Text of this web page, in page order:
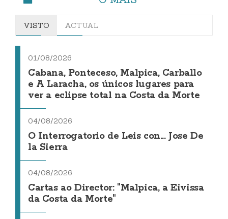
VISTO ACTUAL
01/08/2026
Cabana, Ponteceso, Malpica, Carballo
e A Laracha, os únicos lugares para
ver a eclipse total na Costa da Morte
04/08/2026
O Interrogatorio de Leis con... Jose De
la Sierra
04/08/2026
Cartas ao Director: "Malpica, a Eivissa
da Costa da Morte"